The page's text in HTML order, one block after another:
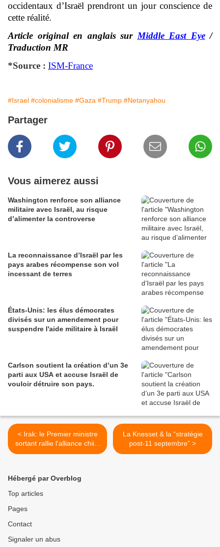
occidentaux d’Israël prendront un jour conscience de
cette réalité.
Article original en anglais sur Middle East Eye/
Traduction MR
*Source : ISM-France
#Israel #colonialisme #Gaza #Trump #Netanyahou
Partager
Vous aimerez aussi
Washington renforce son alliance
militaire avec Israël, au risque
d’alimenter la controverse
La reconnaissance d’Israël par les
pays arabes récompense son vol
incessant de terres
États-Unis: les élus démocrates
divisés sur un amendement pour
suspendre l'aide militaire à Israël
Carlson soutient la création d’un 3e
parti aux USA et accuse Israël de
vouloir détruire son pays.
< Irak: le Premier ministre
sortant rallie l'alliance chiite
majoritaire au Parlement
La Knesset & la “stratégie
post-11 septembre” >
Hébergé par Overblog
Top articles
Pages
Contact
Signaler un abus